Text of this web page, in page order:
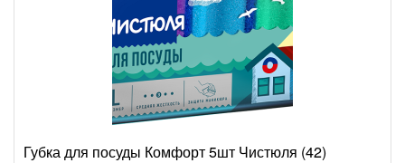
Губка для посуды Комфорт 5шт Чистюля (42)